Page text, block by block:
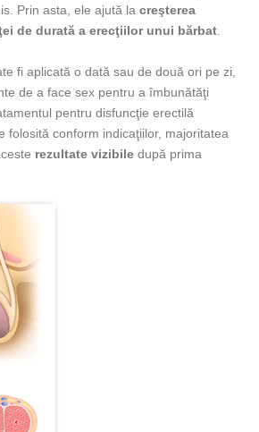
Prin asta, ele ajută la creşterea
de durată a erecţiilor unui bărbat.
fi aplicată o dată sau de două ori pe zi,
de a face sex pentru a îmbunătăţi
pentru disfuncţie erectilă
folosită conform indicaţiilor, majoritatea
rezultate vizibile după prima